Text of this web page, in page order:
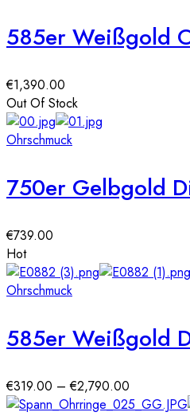
585er Weißgold
€1,390.00
Out Of Stock
Ohrschmuck
750er Gelbgold
€739.00
Hot
Ohrschmuck
585er Weißgold
€319.00 –€2,790.00
€319.00